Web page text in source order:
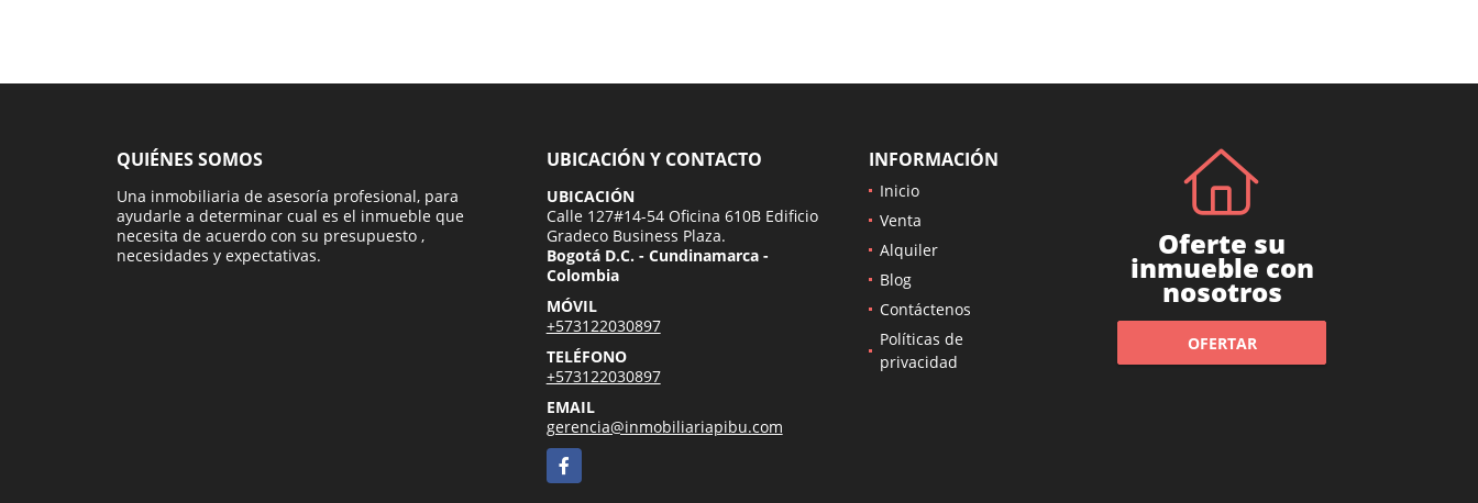
QUIÉNES SOMOS
Una inmobiliaria de asesoría profesional, para
ayudarle a determinar cual es el inmueble que
necesita de acuerdo con su presupuesto ,
necesidades y expectativas.
UBICACIÓN Y CONTACTO
UBICACIÓN
Calle 127#14-54 Oficina 610B Edificio
Gradeco Business Plaza.
Bogotá D.C. - Cundinamarca -
Colombia
MÓVIL
+573122030897
TELÉFONO
+573122030897
EMAIL
gerencia@inmobiliariapibu.com
Facebook
INFORMACIÓN
Inicio
Venta
Alquiler
Blog
Contáctenos
Políticas de
privacidad
Oferte su
inmueble con
nosotros
OFERTAR